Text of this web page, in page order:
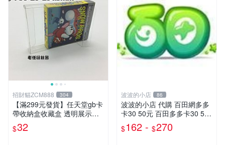
招財貓ZCM888 304
【滿299元發貨】任天堂gb卡
帶收納盒收藏盒 透明展示盒
gameboy正版游戲保護 日版
$32
波波的小店 86
波波的小店 代購 百田網多多
卡30 50元 百田多多卡30 50
奧幣(奧比島 奧拉星 龍鬥士
奧奇傳說 奧雅之光 奧義聯盟)
$162 - $270